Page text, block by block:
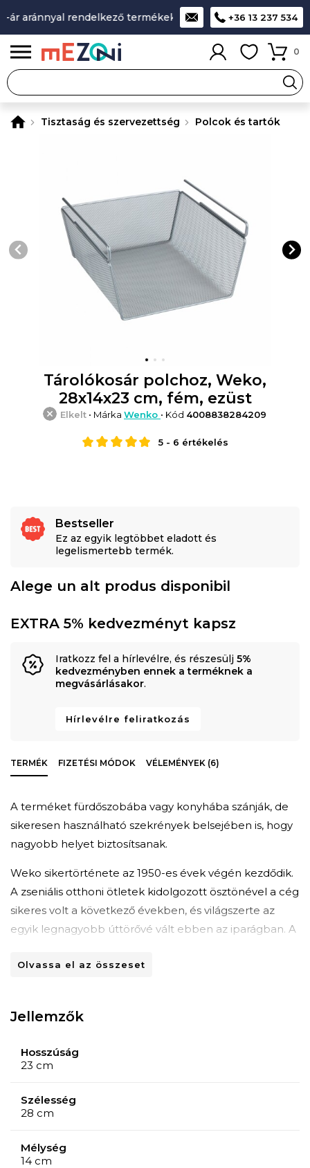
aránnyal rendelkező termékek A legjobb design-
+36 13 237 534
0
Tisztaság és szervezettség Polcok és tartók
Tárolókosár polchoz, Weko,
28x14x23 cm, fém, ezüst
Elkelt • Márka Wenko • Kód 4008838284209
5- 6 értékelés
Bestseller
Ez az egyik legtöbbet eladott és
legelismertebb termék.
Alege un alt produs disponibil
EXTRA 5% kedvezményt kapsz
Iratkozz fel a hírlevélre, és részesülj 5%
kedvezményben ennek a terméknek a
megvásárlásakor.
Hírlevélre feliratkozás
TERMÉK FIZETÉSI MÓDOK VÉLEMÉNYEK (6)
A terméket fürdőszobába vagy konyhába szánják, de
sikeresen használható szekrények belsejében is, hogy
nagyobb helyet biztosítsanak.
Weko sikertörténete az 1950-es évek végén kezdődik.
A zseniális otthoni ötletek kidolgozott ösztönével a cég
sikeres volt a következő években, és világszerte az
egyik legnagyobb úttörővé vált ebben az iparágban. A
fürdőszobai és konyhai kiegészítők rendezéséhez kínál
Olvassa el az összeset
Jellemzők
Hosszúság
23 cm
Szélesség
28 cm
Mélység
14 cm